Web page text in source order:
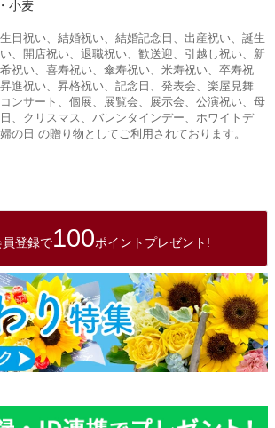
小麦
日祝い、結婚祝い、結婚記念日、出産祝い、誕生
、開店祝い、退職祝い、歓送迎、引越し祝い、新
祝い、喜寿祝い、傘寿祝い、米寿祝い、卒寿祝
進祝い、昇格祝い、記念日、発表会、楽屋見舞
ンサート、個展、展覧会、展示会、公演祝い、母
、クリスマス、バレンタインデー、ホワイトデ
の日 の贈り物としてご利用されております。
員登録で100ポイントプレゼント!